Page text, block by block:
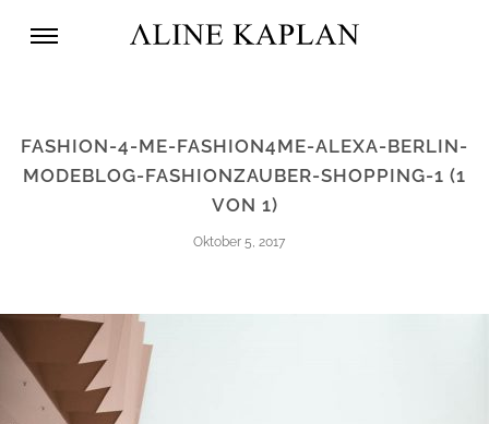
FASHION-4-ME-FASHION4ME-ALEXA-BERLIN-
MODEBLOG-FASHIONZAUBER-SHOPPING-1 (1
VON 1)
Oktober 5, 2017